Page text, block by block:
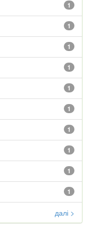
1
1
1
1
1
1
1
1
1
1
далі >